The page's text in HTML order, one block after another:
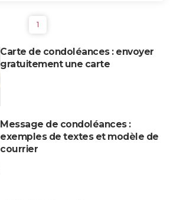
1
Carte de condoléances : envoyer
gratuitement une carte
Message de condoléances :
exemples de textes et modèle de
courrier